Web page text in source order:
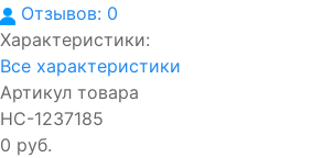
Отзывов: 0
Характеристики:
Все характеристики
Артикул товара
НС-1237185
0 руб.